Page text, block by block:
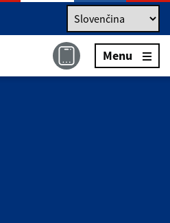
Slovenčina
Menu
Menu